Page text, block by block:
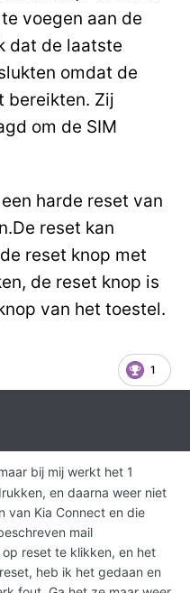
voegen aan de
dat de laatste
omdat de
bereikten. Zij
om de SIM
harde reset van
reset kan
reset knop met
de reset knop is
van het toestel.
1
bij mij werkt het 1
en daarna weer niet
van Kia Connect en die
mail
reset te klikken, en het
heb ik het gedaan en